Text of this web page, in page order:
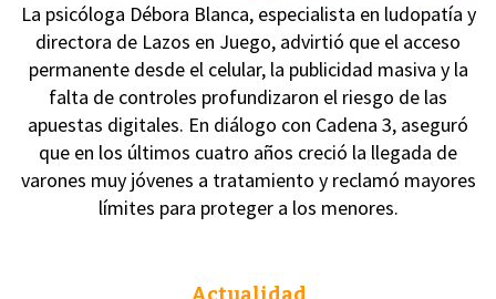
La psicóloga Débora Blanca, especialista en ludopatía y
directora de Lazos en Juego, advirtió que el acceso
permanente desde el celular, la publicidad masiva y la
falta de controles profundizaron el riesgo de las
apuestas digitales. En diálogo con Cadena 3, aseguró
que en los últimos cuatro años creció la llegada de
varones muy jóvenes a tratamiento y reclamó mayores
límites para proteger a los menores.